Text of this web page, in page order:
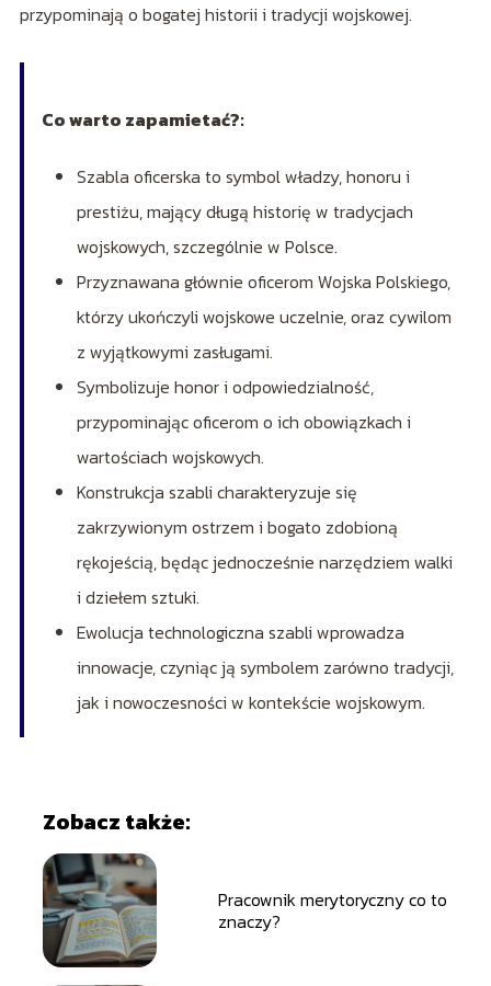
przypominają o bogatej historii i tradycji wojskowej.
Co warto zapamietać?:
Szabla oficerska to symbol władzy, honoru i
prestiżu, mający długą historię w tradycjach
wojskowych, szczególnie w Polsce.
Przyznawana głównie oficerom Wojska Polskiego,
którzy ukończyli wojskowe uczelnie, oraz cywilom
z wyjątkowymi zasługami.
Symbolizuje honor i odpowiedzialność,
przypominając oficerom o ich obowiązkach i
wartościach wojskowych.
Konstrukcja szabli charakteryzuje się
zakrzywionym ostrzem i bogato zdobioną
rękojeścią, będąc jednocześnie narzędziem walki
i dziełem sztuki.
Ewolucja technologiczna szabli wprowadza
innowacje, czyniąc ją symbolem zarówno tradycji,
jak i nowoczesności w kontekście wojskowym.
Zobacz także:
Pracownik merytoryczny co to
znaczy?